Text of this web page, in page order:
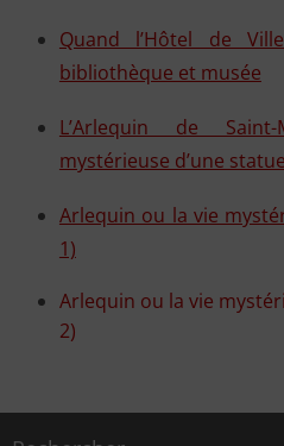
Quand l’Hôtel de
bibliothèque et musée
L’Arlequin de
mystérieuse d’une statue
Arlequin ou la vie
1)
Arlequin ou la vie
2)